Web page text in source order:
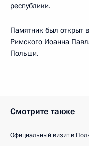
республики.
Памятник был открыт
Римского Иоанна
Польши.
Смотрите также
Официальный визит в